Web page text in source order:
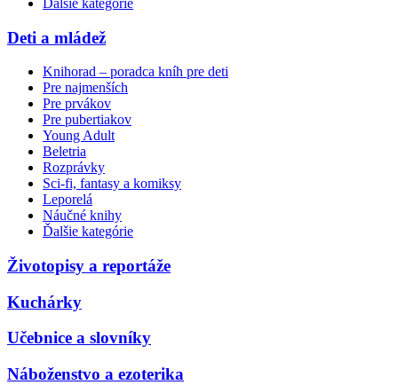
Deti a mládež
Knihorad – poradca kníh pre deti
Pre najmenších
Pre prvákov
Pre pubertiakov
Young Adult
Beletria
Rozprávky
Sci-fi, fantasy a komiksy
Leporelá
Náučné knihy
Ďalšie kategórie
Životopisy a reportáže
Kuchárky
Učebnice a slovníky
Náboženstvo a ezoterika